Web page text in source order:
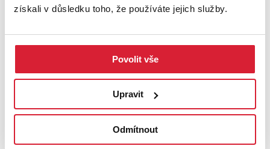
získali v důsledku toho, že používáte jejich služby.
Povolit vše
Upravit
Odmítnout
Prodej zemědělské usedlosti 600 m2, Staré
Sedlo
2 550 000 Kč